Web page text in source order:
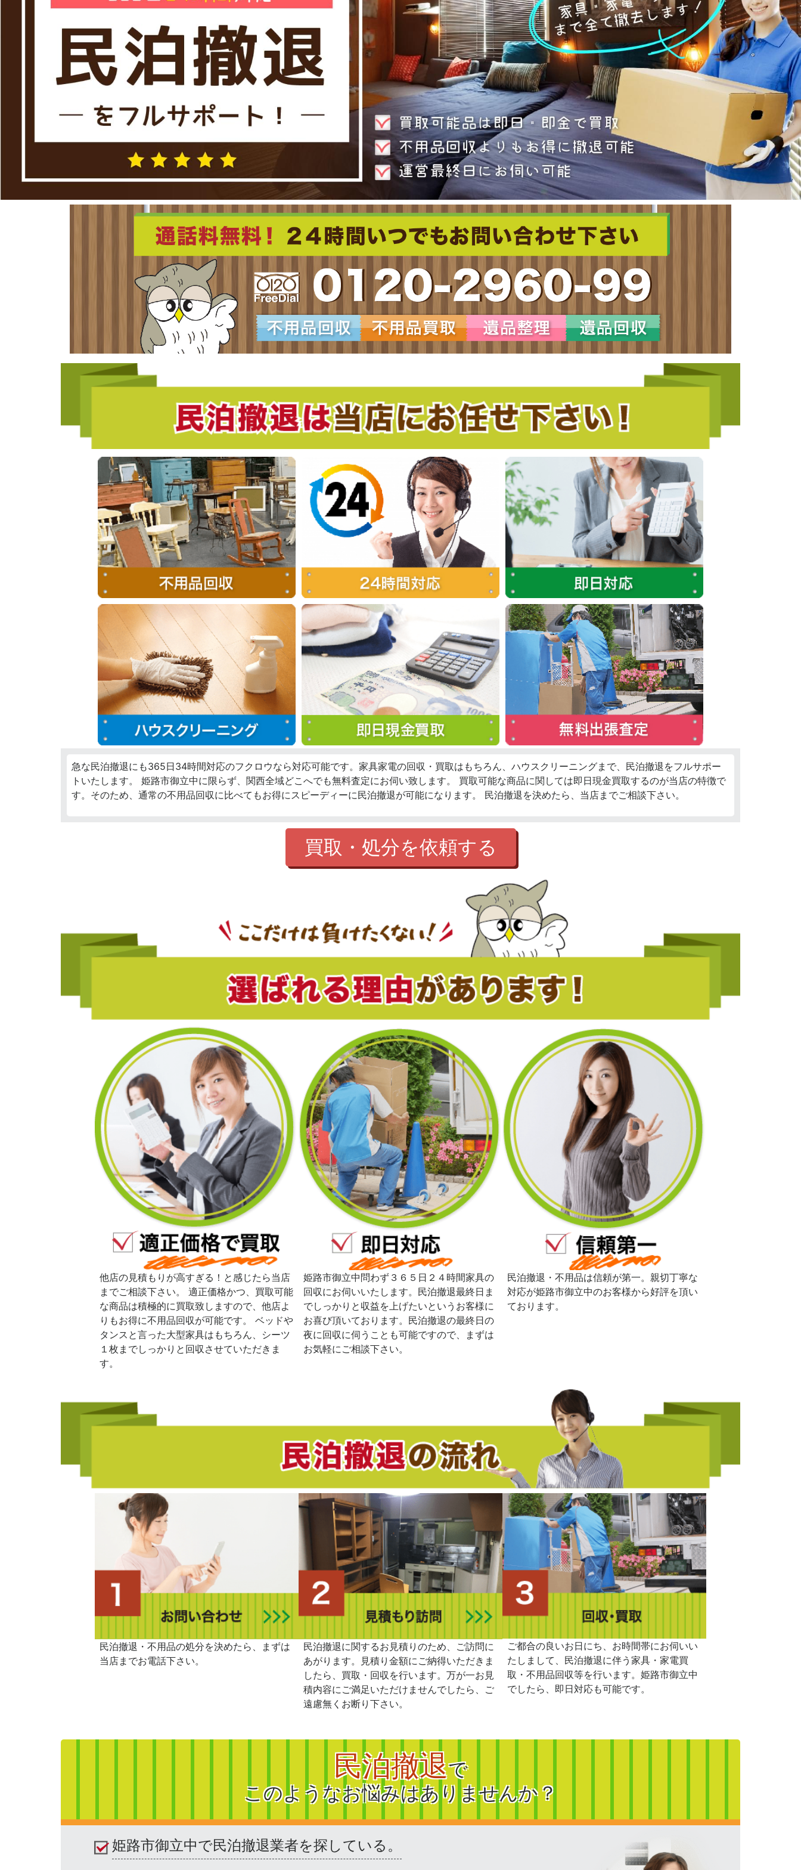
急な民泊撤退にも365日34時間対応のフクロウなら対応可能です。家具家電の回収・買取はもちろん、ハウスクリーニングまで、民泊撤退をフルサポー
トいたします。 姫路市御立中に限らず、関西全域どこへでも無料査定にお伺い致します。 買取可能な商品に関しては即日現金買取するのが当店の特徴で
す。そのため、通常の不用品回収に比べてもお得にスピーディーに民泊撤退が可能になります。 民泊撤退を決めたら、当店までご相談下さい。
買取・処分を依頼する
他店の見積もりが高すぎる！と感じたら当店
までご相談下さい。 適正価格かつ、買取可能
な商品は積極的に買取致しますので、他店よ
りもお得に不用品回収が可能です。 ベッドや
タンスと言った大型家具はもちろん、シーツ
１枚までしっかりと回収させていただきま
す。
姫路市御立中問わず３６５日２４時間家具の
回収にお伺いいたします。民泊撤退最終日ま
でしっかりと収益を上げたいというお客様に
お喜び頂いております。民泊撤退の最終日の
夜に回収に伺うことも可能ですので、まずは
お気軽にご相談下さい。
民泊撤退・不用品は信頼が第一。親切丁寧な
対応が姫路市御立中のお客様から好評を頂い
ております。
民泊撤退・不用品の処分を決めたら、まずは
当店までお電話下さい。
民泊撤退に関するお見積りのため、ご訪問に
あがります。見積り金額にご納得いただきま
したら、買取・回収を行います。万が一お見
積内容にご満足いただけませんでしたら、ご
遠慮無くお断り下さい。
ご都合の良いお日にち、お時間帯にお伺いい
たしまして、民泊撤退に伴う家具・家電買
取・不用品回収等を行います。姫路市御立中
でしたら、即日対応も可能です。
民泊撤退で
このようなお悩みはありませんか？
姫路市御立中で民泊撤退業者を探している。